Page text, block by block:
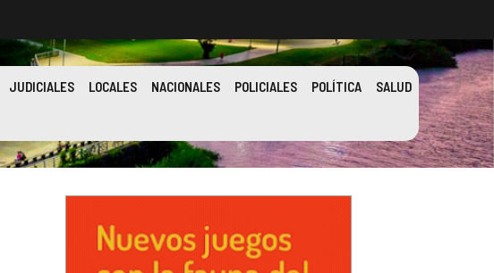
JUDICIALES LOCALES NACIONALES POLICIALES POLÍTICA SALUD